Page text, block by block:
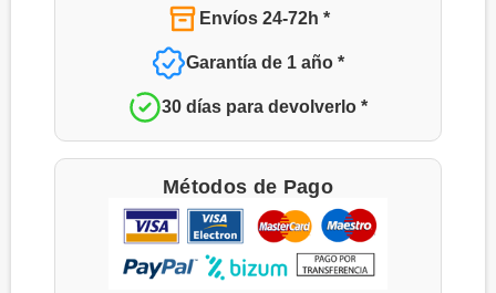
Envíos 24-72h *
Garantía de 1 año *
30 días para devolverlo *
Métodos de Pago